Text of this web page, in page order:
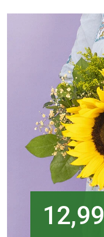
12,99